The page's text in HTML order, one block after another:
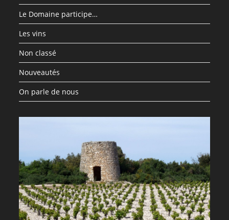
Le Domaine participe…
Les vins
Non classé
Nouveautés
On parle de nous